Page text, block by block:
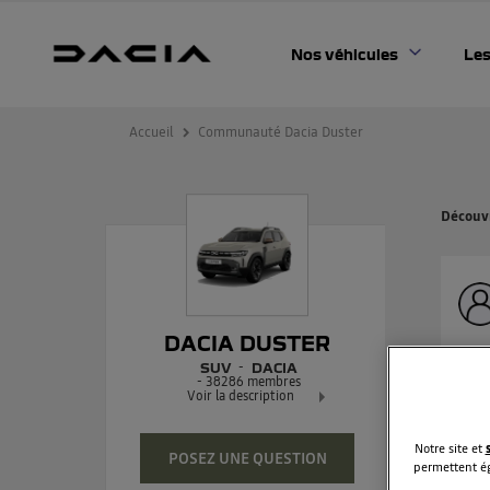
Nos véhicules
Accueil Communauté Dacia Duster
DACIA DUSTER
SUV DACIA
- 38286 membres
Voir la description
Dacia Duster - L'authentique SUV
POSEZ UNE QUESTION
Lire
Notre site et
permettent